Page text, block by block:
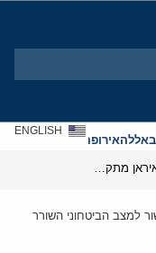
אירופהאנטישמיות
ENGLISH
למצב הביטחוני השורר